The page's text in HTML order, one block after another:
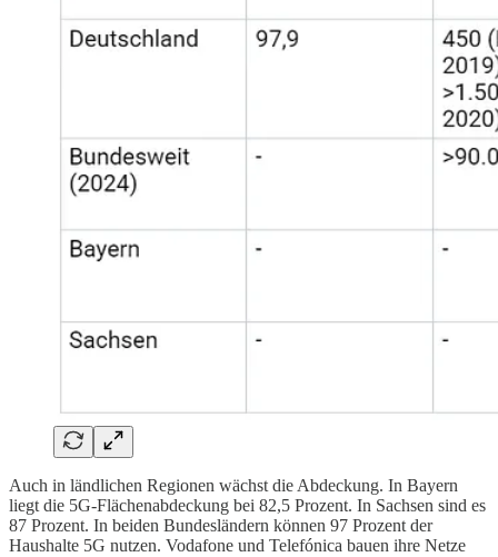
Auch in ländlichen Regionen wächst die Abdeckung. In Bayern
liegt die 5G-Flächenabdeckung bei 82,5 Prozent. In Sachsen sind es
87 Prozent. In beiden Bundesländern können 97 Prozent der
Haushalte 5G nutzen. Vodafone und Telefónica bauen ihre Netze